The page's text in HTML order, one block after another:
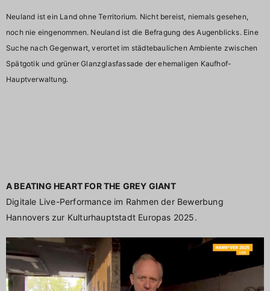
Neuland ist ein Land ohne Territorium. Nicht bereist, niemals gesehen,
noch nie eingenommen. Neuland ist die Befragung des Augenblicks. Eine
Suche nach Gegenwart, verortet im städtebaulichen Ambiente zwischen
Spätgotik und grüner Glanzglasfassade der ehemaligen Kaufhof-
Hauptverwaltung.
A BEATING HEART FOR THE GREY GIANT
Digitale Live-Performance im Rahmen der Bewerbung
Hannovers zur Kulturhauptstadt Europas 2025.